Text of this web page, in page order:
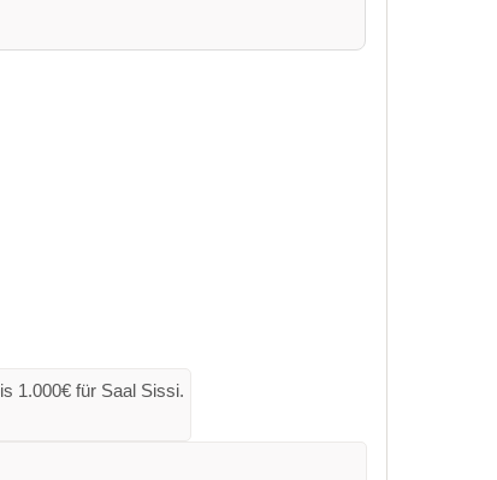
1.000€ für Saal Sissi.